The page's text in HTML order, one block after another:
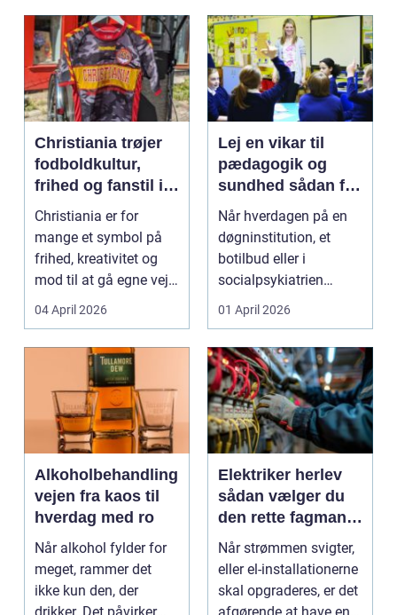
Christiania trøjer
fodboldkultur,
frihed og fanstil i
ét
Christiania er for
mange et symbol på
frihed, kreativitet og
mod til at gå egne veje.
Den samme ånd ...
04 April 2026
Lej en vikar til
pædagogik og
sundhed sådan får
du den rette hjælp
Når hverdagen på en
døgninstitution, et
botilbud eller i
socialpsykiatrien
pludselig ændrer sig,
01 April 2026
Alkoholbehandling
vejen fra kaos til
hverdag med ro
Når alkohol fylder for
meget, rammer det
ikke kun den, der
Elektriker herlev
sådan vælger du
den rette fagmand
til dine el-opgaver
Når strømmen svigter,
eller el-installationerne
skal opgraderes, er det